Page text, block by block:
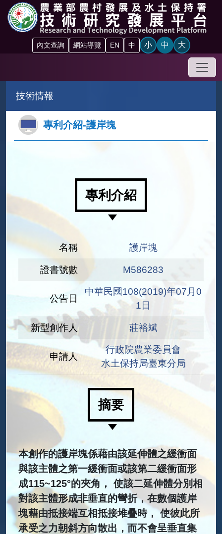
跳到主要內容區塊
內文查詢 網站導覽 EN 中 小 中 大
手機
技術情報
專利介紹-護岸塊
專利介紹
名稱 護岸塊
證書號數 M586283
公告日
中華民國108(2019)年07月0
1日
新型創作人 莊裕斌
申請人
行政院農業委員會
水土保持局臺東分局
摘要
本創作的護岸塊係藉由該延伸體之緩衝面
與該主體之第一緩衝面或該第二緩衝面形
成115~125°的夾角， 使該二延伸體分別相
對該主體形成非垂直的彎折，在數個護岸
塊藉由抵接端互相抵接堆疊時， 使彼此所
承受之力朝斜方向散出，而不會呈垂直集